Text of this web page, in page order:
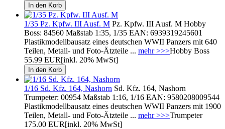
1/35 Pz. Kpfw. III Ausf. M Pz. Kpfw. III Ausf. M Hobby
Boss: 84560 Maßstab 1:35, 1/35 EAN: 6939319245601
Plastikmodellbausatz eines deutschen WWII Panzers mit 640
Teilen, Metall- und Foto-Ätzteile ... mehr >>>Hobby Boss
55.99 EUR[inkl. 20% MwSt]
1/16 Sd. Kfz. 164, Nashorn Sd. Kfz. 164, Nashorn
Trumpeter: 00954 Maßstab 1:16, 1/16 EAN: 9580208009544
Plastikmodellbausatz eines deutschen WWII Panzers mit 1900
Teilen, Metall- und Foto-Ätzteile ... mehr >>>Trumpeter
175.00 EUR[inkl. 20% MwSt]